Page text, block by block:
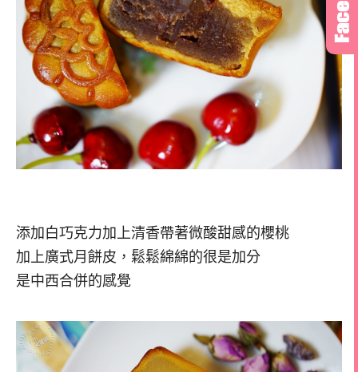
添加白巧克力加上清香帶著微酸甜感的櫻桃
加上廣式月餅皮，鬆鬆綿綿的很是加分
是中西合併的感覺